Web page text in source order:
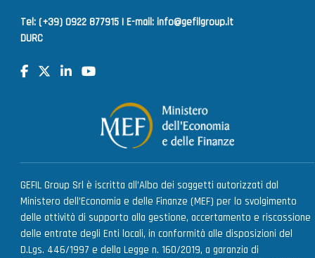
Tel: (+39) 0922 877915 | E-mail: info@gefilgroup.it
DURC
GEFIL Group Srl è iscritta all’Albo dei soggetti autorizzati dal
Ministero dell’Economia e delle Finanze (MEF) per lo svolgimento
delle attività di supporto alla gestione, accertamento e riscossione
delle entrate degli Enti locali, in conformità alle disposizioni del
D.Lgs. 446/1997 e della Legge n. 160/2019, a garanzia di